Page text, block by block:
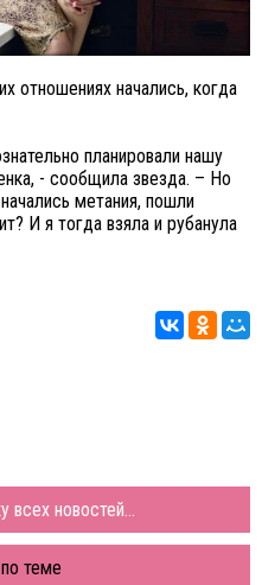
отношениях начались, когда
планировали нашу
- сообщила звезда. – Но
метания, пошли
И я тогда взяла и рубанула
всех новостей...
теме